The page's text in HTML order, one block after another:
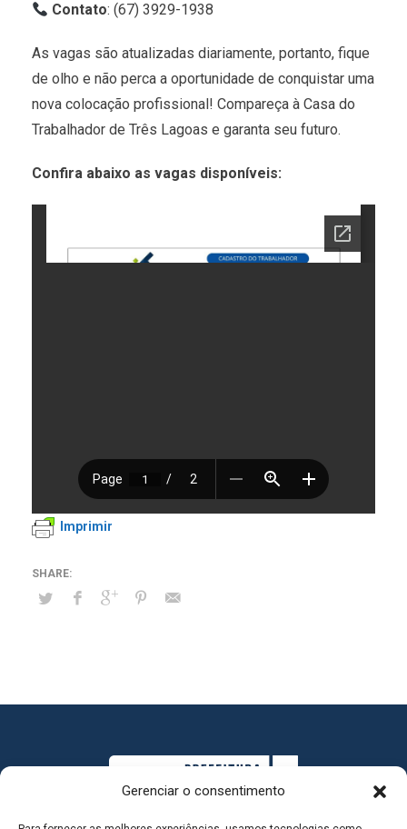
Gerenciar o consentimento
Contato: (67) 3929-1938
As vagas são atualizadas diariamente, portanto, fique
de olho e não perca a oportunidade de conquistar uma
nova colocação profissional! Compareça à Casa do
Trabalhador de Três Lagoas e garanta seu futuro.
Confira abaixo as vagas disponíveis:
Imprimir